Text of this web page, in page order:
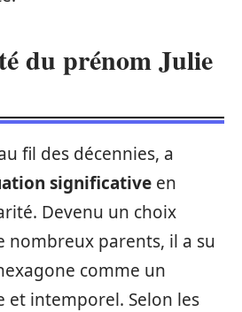
du prénom Julie
fil des décennies, a
significative en
Devenu un choix
nombreux parents, il a su
comme un
et intemporel. Selon les